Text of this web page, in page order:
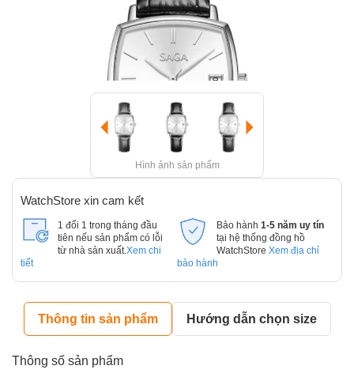
Hình ảnh sản phẩm
WatchStore xin cam kết
1 đổi 1 trong tháng đầu
tiên nếu sản phẩm có lỗi
từ nhà sản xuất. Xem chi
tiết
Bảo hành 1-5 năm uy tín
tại hệ thống đồng hồ
WatchStore Xem địa chỉ
bảo hành
Thông tin sản phẩm Hướng dẫn chọn size
Thông số sản phẩm